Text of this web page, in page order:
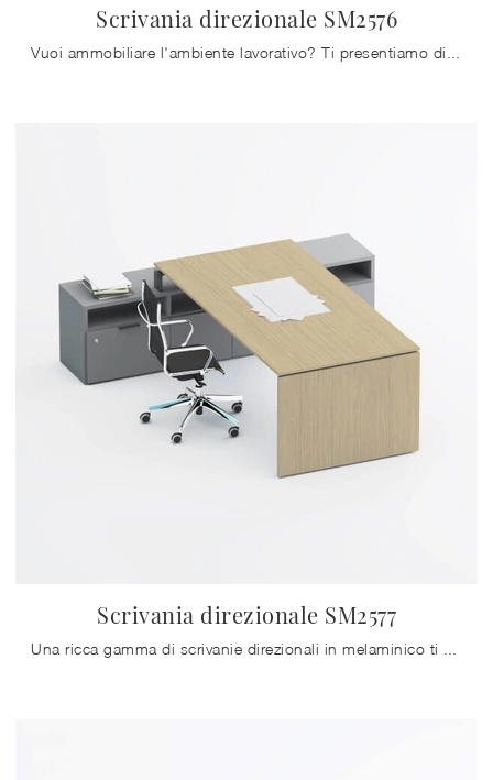
Scrivania direzionale SM2576
Scrivania direzionale SM2577